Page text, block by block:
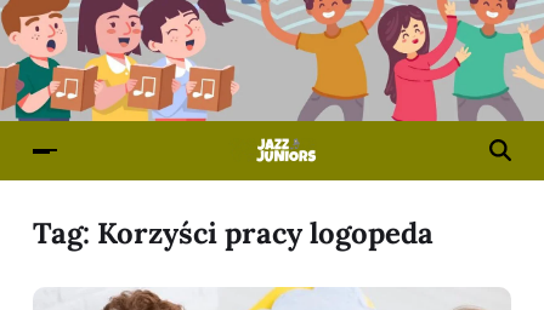
Tag: Korzyści pracy logopeda